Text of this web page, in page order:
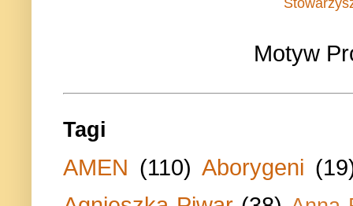
Motyw
Tagi
AMEN (110) Aborygeni